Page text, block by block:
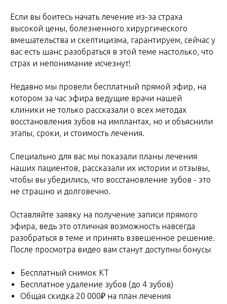
Если вы боитесь начать лечение из-за страха
высокой цены, болезненного хирургического
вмешательства и скептицизма, гарантируем, сейчас у
вас есть шанс разобраться в этой теме настолько, что
страх и непонимание исчезнут!
Недавно мы провели бесплатный прямой эфир, на
котором за час эфира ведущие врачи нашей
клиники не только рассказали о всех методах
восстановления зубов на имплантах, но и объяснили
этапы, сроки, и стоимость лечения.
Специально для вас мы показали планы лечения
наших пациентов, рассказали их истории и отзывы,
чтобы вы убедились, что восстановление зубов - это
не страшно и долговечно.
Оставляйте заявку на получение записи прямого
эфира, ведь это отличная возможность навсегда
разобраться в теме и принять взвешенное решение.
После просмотра видео вам станут доступны бонусы
Бесплатный снимок КТ
Бесплатное удаление зубов (до 4 зубов)
Общая скидка 20 000₽ на план лечения